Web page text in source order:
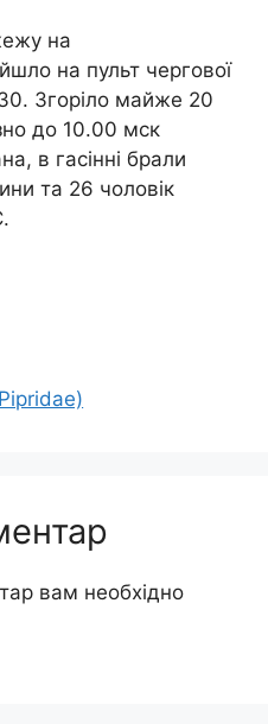
на
на пульт чергової
Згоріло майже 20
до 10.00 мск
в гасінні брали
та 26 чоловік
вам необхідно